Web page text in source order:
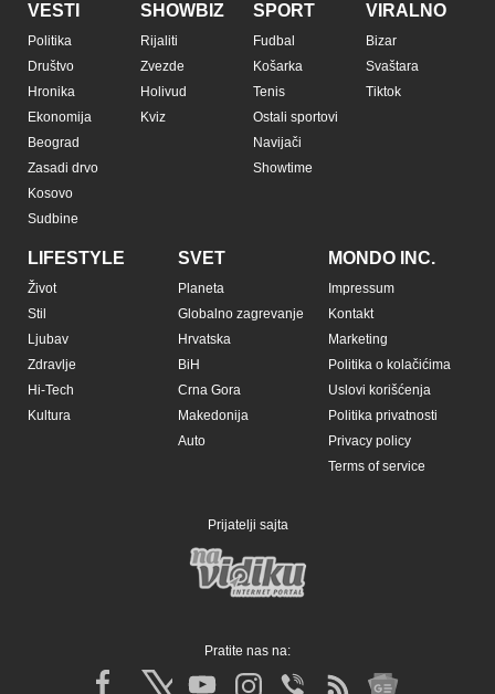
VESTI
Politika
Društvo
Hronika
Ekonomija
Beograd
Zasadi drvo
Kosovo
Sudbine
SHOWBIZ
Rijaliti
Zvezde
Holivud
Kviz
SPORT
Fudbal
Košarka
Tenis
Ostali sportovi
Navijači
Showtime
VIRALNO
Bizar
Svaštara
Tiktok
LIFESTYLE
Život
Stil
Ljubav
Zdravlje
Hi-Tech
Kultura
SVET
Planeta
Globalno zagrevanje
Hrvatska
BiH
Crna Gora
Makedonija
Auto
MONDO INC.
Impressum
Kontakt
Marketing
Politika o kolačićima
Uslovi korišćenja
Politika privatnosti
Privacy policy
Terms of service
Prijatelji sajta
Pratite nas na: